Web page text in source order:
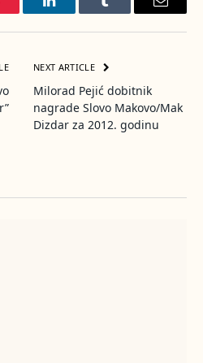
LinkedInTumblr Email
NEXT ARTICLE
Milorad Pejić dobitnik
nagrade Slovo Makovo/Mak
Dizdar za 2012. godinu